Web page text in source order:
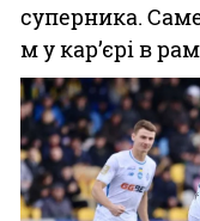
суперника.
м у кар’єрі в